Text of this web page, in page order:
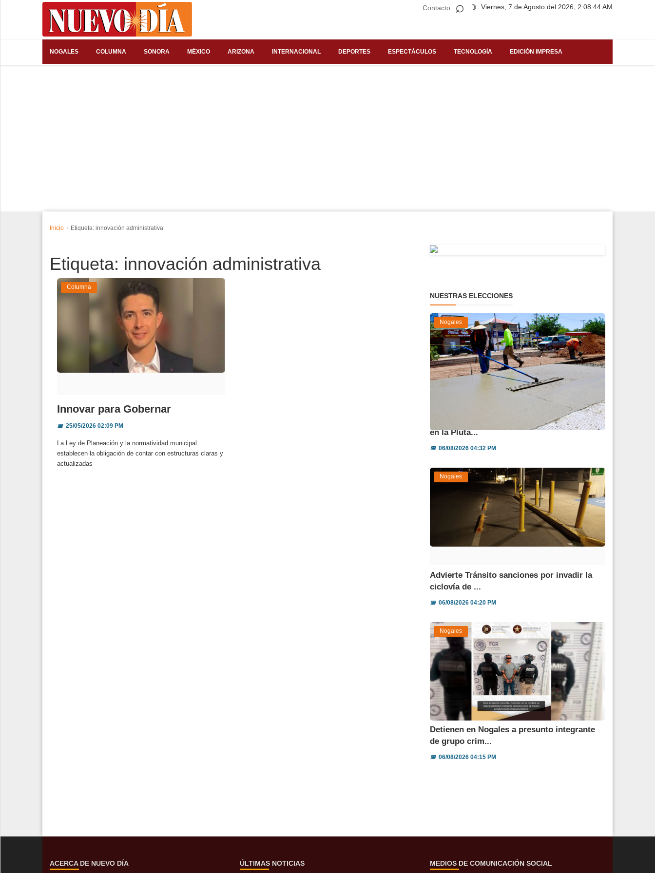
Contacto Viernes, 7 de Agosto del 2026, 2:08:44 AM
⌕ ☽
NOGALES COLUMNA SONORA MÉXICO ARIZONA INTERNACIONAL DEPORTES ESPECTÁCULOS TECNOLOGÍA EDICIÓN IMPRESA
Inicio Etiqueta: innovación administrativa
Etiqueta: innovación administrativa
Columna
Innovar para Gobernar
📅25/05/2026 02:09 PM
La Ley de Planeación y la normatividad municipal
establecen la obligación de contar con estructuras claras y
actualizadas
NUESTRAS ELECCIONES
Nogales
Avanza 45 % obra de reparación del socavón
en la Pluta...
📅06/08/2026 04:32 PM
Nogales
Advierte Tránsito sanciones por invadir la
ciclovía de ...
📅06/08/2026 04:20 PM
Nogales
Detienen en Nogales a presunto integrante
de grupo crim...
📅06/08/2026 04:15 PM
ACERCA DE NUEVO DÍA ÚLTIMAS NOTICIAS MEDIOS DE COMUNICACIÓN SOCIAL